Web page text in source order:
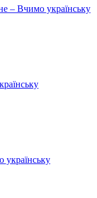
– Вчимо українську
українську